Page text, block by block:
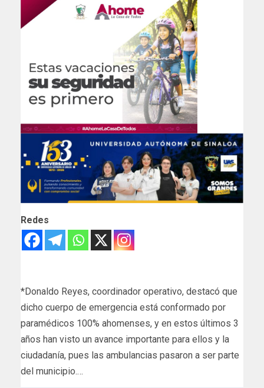
Redes
*Donaldo Reyes, coordinador operativo, destacó que
dicho cuerpo de emergencia está conformado por
paramédicos 100% ahomenses, y en estos últimos 3
años han visto un avance importante para ellos y la
ciudadanía, pues las ambulancias pasaron a ser parte
del municipio.…